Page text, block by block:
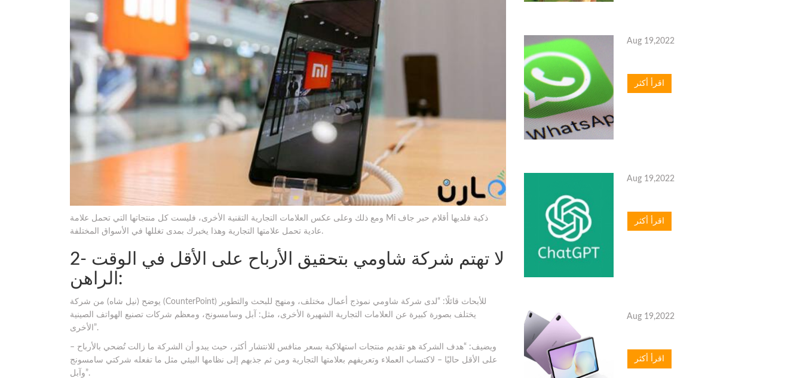
ومع ذلك وعلى عكس العلامات التجارية التقنية الأخرى، فليست كل منتجاتها التي تحمل علامة Mi ذكية فلديها أقلام حبر جاف
عادية تحمل علامتها التجارية وهذا يخبرك بمدى تغللها في الأسواق المختلفة.
2- لا تهتم شركة شاومي بتحقيق الأرباح على الأقل في الوقت
الراهن:
يوضح (نيل شاه) من شركة (CounterPoint) للأبحاث قائلًا: “لدى شركة شاومي نموذج أعمال مختلف، ومنهج للبحث والتطوير
يختلف بصورة كبيرة عن العلامات التجارية الشهيرة الأخرى، مثل: آبل وسامسونج، ومعظم شركات تصنيع الهواتف الصينية
الأخرى”.
ويضيف: “هدف الشركة هو تقديم منتجات استهلاكية بسعر منافس للانتشار أكثر، حيث يبدو أن الشركة ما زالت تُضحي بالأرباح –
على الأقل حاليًا – لاكتساب العملاء وتعريفهم بعلامتها التجارية ومن ثم جذبهم إلى نظامها البيئي مثل ما تفعله شركتي سامسونج
وآبل”.
Aug 19,2022
اقرأ أكثر
Aug 19,2022
اقرأ أكثر
Aug 19,2022
اقرأ أكثر